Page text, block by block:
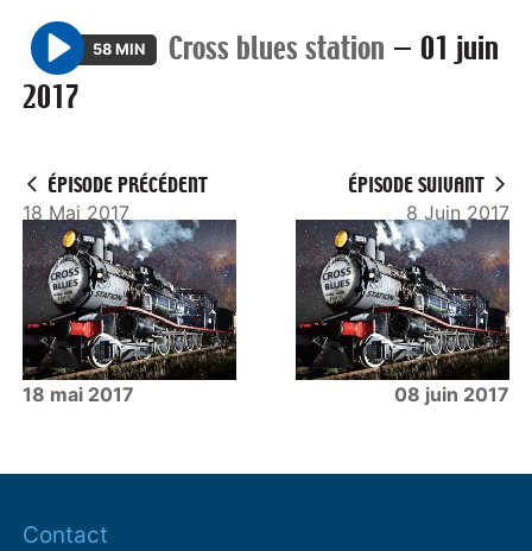
P
l
58 MIN Cross blues station — 01 juin
2017
ÉPISODE PRÉCÉDENT
18 Mai 2017
18 mai 2017
ÉPISODE SUIVANT
8 Juin 2017
08 juin 2017
Contact